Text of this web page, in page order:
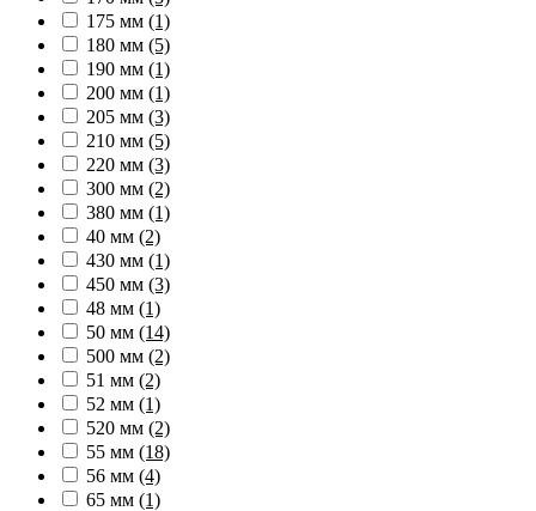
175 мм (1)
180 мм (5)
190 мм (1)
200 мм (1)
205 мм (3)
210 мм (5)
220 мм (3)
300 мм (2)
380 мм (1)
40 мм (2)
430 мм (1)
450 мм (3)
48 мм (1)
50 мм (14)
500 мм (2)
51 мм (2)
52 мм (1)
520 мм (2)
55 мм (18)
56 мм (4)
65 мм (1)